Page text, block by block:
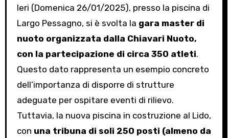
Ieri (Domenica 26/01/2025), presso la piscina di
Largo Pessagno, si è svolta la gara master di
nuoto organizzata dalla Chiavari Nuoto,
con la partecipazione di circa 350 atleti.
Questo dato rappresenta un esempio concreto
dell’importanza di disporre di strutture
adeguate per ospitare eventi di rilievo.
Tuttavia, la nuova piscina in costruzione al Lido,
con una tribuna di soli 250 posti (almeno da